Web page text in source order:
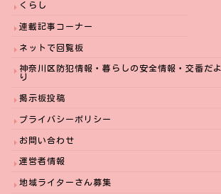
くらし
連載記事コーナー
ネットで回覧板
神奈川区防犯情報・暮らしの安全情報・交番だよ
り
掲示板投稿
プライバシーポリシー
お問い合わせ
運営者情報
地域ライターさん募集